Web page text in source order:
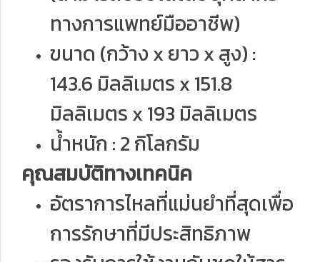
ทางการแพทย์มืออาชีพ)
ขนาด (กว้าง x ยาว x สูง) :
143.6 มิลลิเมตร x 151.8
มิลลิเมตร x 193 มิลลิเมตร
น้ำหนัก : 2 กิโลกรัม
คุณสมบัติทางเทคนิค
อัตราการไหลที่แม่นยำที่สุดเพื่อ
การรักษาที่มีประสิทธิภาพ